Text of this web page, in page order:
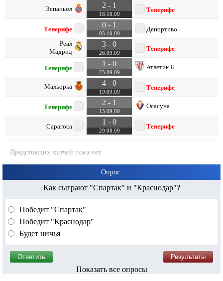
Эспаньол 2 - 1
18.10.09
Тенерифе
Тенерифе
0 - 1
03.10.09
Депортиво
Реал
Мадрид
3 - 0
26.09.09
Тенерифе
Тенерифе
1 - 0
23.09.09
Атлетик Б
Мальорка 4 - 0
19.09.09
Тенерифе
Тенерифе
2 - 1
13.09.09
Осасуна
Сарагоса
1 - 0
29.08.09
Тенерифе
Предстоящих матчей пока нет
Опрос:
Как сыграют "Спартак" и "Краснодар"?
Победит "Спартак"
Победит "Краснодар"
Будет ничья
Показать все опросы